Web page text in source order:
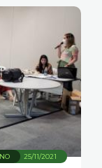
25/11/2021